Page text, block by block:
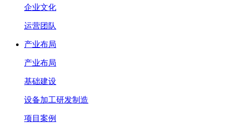
企业文化
运营团队
产业布局
产业布局
基础建设
设备加工研发制造
项目案例